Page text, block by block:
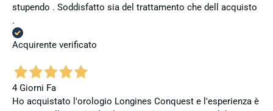
stupendo . Soddisfatto sia del trattamento che dell acquisto
.
Acquirente verificato
4 Giorni Fa
Ho acquistato l'orologio Longines Conquest e l'esperienza è